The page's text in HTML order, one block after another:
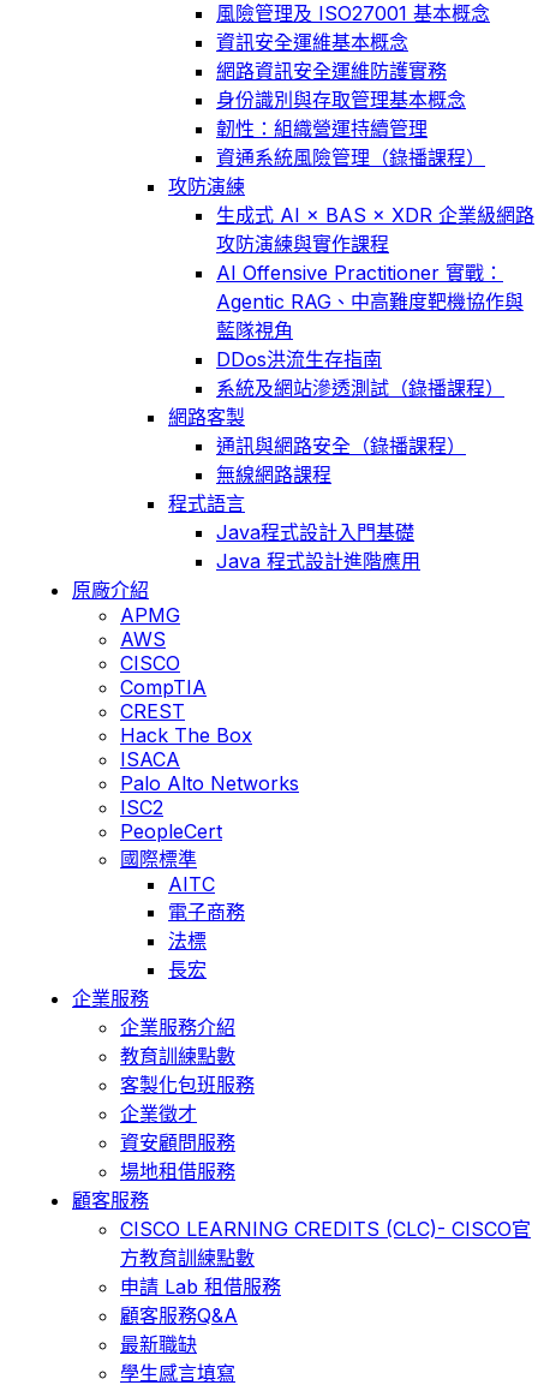
風險管理及 ISO27001 基本概念
資訊安全運維基本概念
網路資訊安全運維防護實務
身份識別與存取管理基本概念
韌性：組織營運持續管理
資通系統風險管理（錄播課程）
攻防演練
生成式 AI × BAS × XDR 企業級網路
攻防演練與實作課程
AI Offensive Practitioner 實戰：
Agentic RAG、中高難度靶機協作與
藍隊視角
DDos洪流生存指南
系統及網站滲透測試（錄播課程）
網路客製
通訊與網路安全（錄播課程）
無線網路課程
程式語言
Java程式設計入門基礎
Java 程式設計進階應用
原廠介紹
APMG
AWS
CISCO
CompTIA
CREST
Hack The Box
ISACA
Palo Alto Networks
ISC2
PeopleCert
國際標準
AITC
電子商務
法標
長宏
企業服務
企業服務介紹
教育訓練點數
客製化包班服務
企業徵才
資安顧問服務
場地租借服務
顧客服務
CISCO LEARNING CREDITS (CLC)- CISCO官
方教育訓練點數
申請 Lab 租借服務
顧客服務Q&A
最新職缺
學生感言填寫